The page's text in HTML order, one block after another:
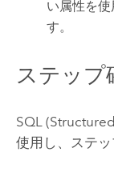
い属性を
す。
ステップ
SQL
使用し、ステッ